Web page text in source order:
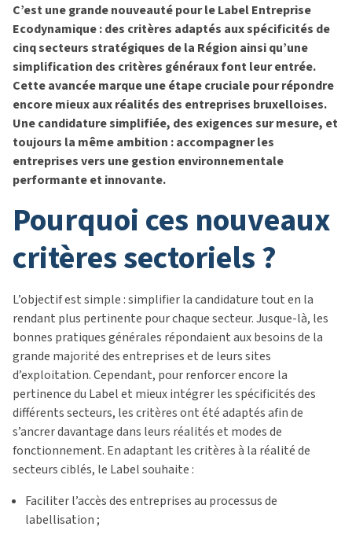
C’est une grande nouveauté pour le Label Entreprise
Ecodynamique : des critères adaptés aux spécificités de
cinq secteurs stratégiques de la Région ainsi qu’une
simplification des critères généraux font leur entrée.
Cette avancée marque une étape cruciale pour répondre
encore mieux aux réalités des entreprises bruxelloises.
Une candidature simplifiée, des exigences sur mesure, et
toujours la même ambition : accompagner les
entreprises vers une gestion environnementale
performante et innovante.
pourquoi ces nouveaux
critères sectoriels ?
L’objectif est simple : simplifier la candidature tout en la
rendant plus pertinente pour chaque secteur. Jusque-là, les
bonnes pratiques générales répondaient aux besoins de la
grande majorité des entreprises et de leurs sites
d’exploitation. Cependant, pour renforcer encore la
pertinence du Label et mieux intégrer les spécificités des
différents secteurs, les critères ont été adaptés afin de
s’ancrer davantage dans leurs réalités et modes de
fonctionnement. En adaptant les critères à la réalité de
secteurs ciblés, le Label souhaite :
Faciliter l’accès des entreprises au processus de
labellisation ;